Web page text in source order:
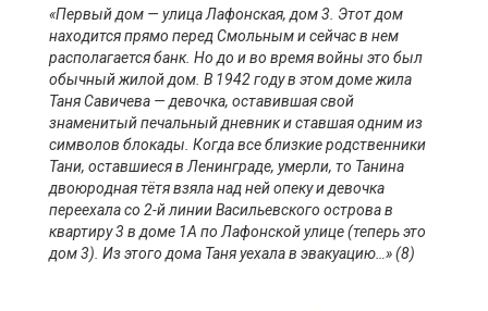
«Первый дом — улицаЛафонская, дом 3. Этот дом
находится прямо перед Смольным и сейчас в нем
располагается банк. Но до и во время войны это был
обычный жилой дом. В 1942 году в этом доме жила
Таня Савичева — девочка, оставившая свой
знаменитый печальный дневник и ставшая одним из
символов блокады. Когда все близкие родственники
Тани, оставшиеся в Ленинграде, умерли, то Танина
двоюродная тётя взяла над ней опеку и девочка
переехала со 2-й линии Васильевского острова в
квартиру 3 в доме 1А по Лафонскойулице (теперь это
дом 3). Из этого дома Таня уехала в эвакуацию…»(8)